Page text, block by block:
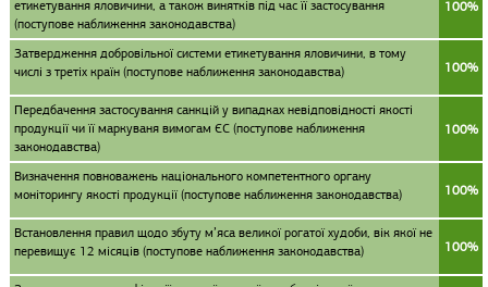
етикетування яловичини, а також винятків під час її застосування
(поступове наближення законодавства)
100%
Затвердження добровільної системи етикетування яловичини, в тому
числі з третіх країн (поступове наближення законодавства)
100%
Передбачення застосування санкцій у випадках невідповідності якості
продукції чи її маркуваня вимогам ЄС (поступове наближення
законодавства)
100%
Визначення повноважень національного компетентного органу
моніторингу якості продукції (поступове наближення законодавства)
100%
Встановлення правил щодо збуту м’яса великої рогатої худоби, вік якої не
перевищує 12 місяців (поступове наближення законодавства)
100%